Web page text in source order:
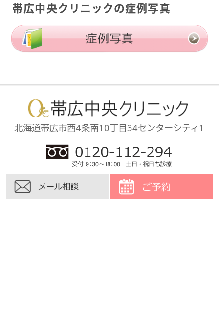
帯広中央クリニックの症例写真
北海道帯広市西4条南10丁目34センターシティ1